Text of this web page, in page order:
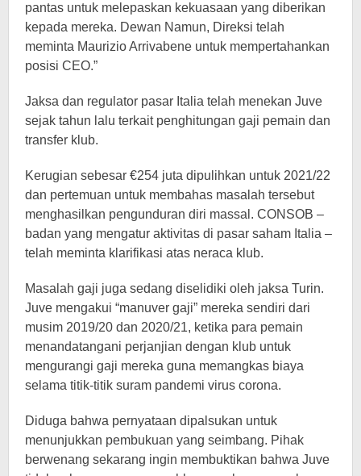
pantas untuk melepaskan kekuasaan yang diberikan
kepada mereka. Dewan Namun, Direksi telah
meminta Maurizio Arrivabene untuk mempertahankan
posisi CEO.”
Jaksa dan regulator pasar Italia telah menekan Juve
sejak tahun lalu terkait penghitungan gaji pemain dan
transfer klub.
Kerugian sebesar €254 juta dipulihkan untuk 2021/22
dan pertemuan untuk membahas masalah tersebut
menghasilkan pengunduran diri massal. CONSOB –
badan yang mengatur aktivitas di pasar saham Italia –
telah meminta klarifikasi atas neraca klub.
Masalah gaji juga sedang diselidiki oleh jaksa Turin.
Juve mengakui “manuver gaji” mereka sendiri dari
musim 2019/20 dan 2020/21, ketika para pemain
menandatangani perjanjian dengan klub untuk
mengurangi gaji mereka guna memangkas biaya
selama titik-titik suram pandemi virus corona.
Diduga bahwa pernyataan dipalsukan untuk
menunjukkan pembukuan yang seimbang. Pihak
berwenang sekarang ingin membuktikan bahwa Juve